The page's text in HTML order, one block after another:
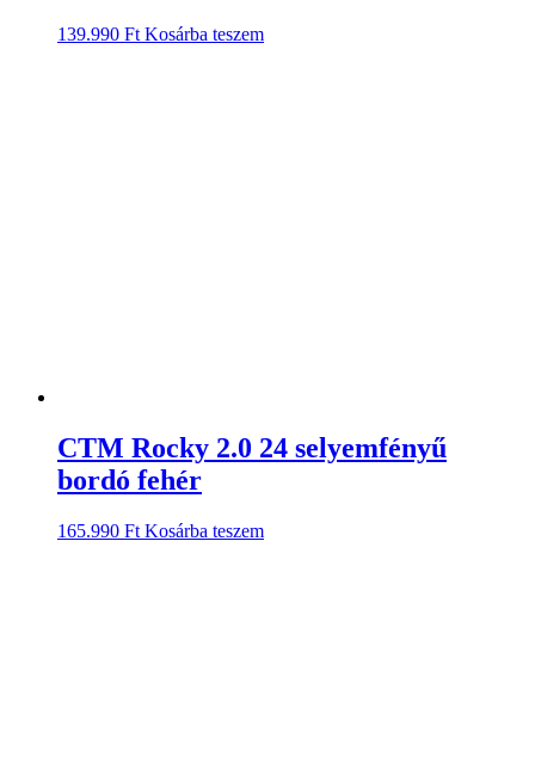
139.990 Ft Kosárba teszem
CTM Rocky 2.0 24 selyemfényű
bordó fehér
165.990 Ft Kosárba teszem